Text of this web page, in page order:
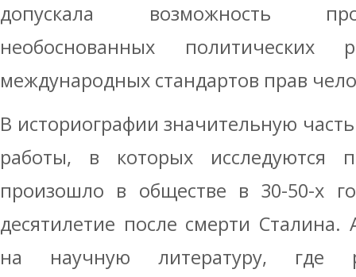
допускала возможность
необоснованных политических
международных стандартов прав
В историографии значительную
работы, в которых исследуются
произошло в обществе в 30-50-х
десятилетие после смерти Сталина.
на научную литературу, где